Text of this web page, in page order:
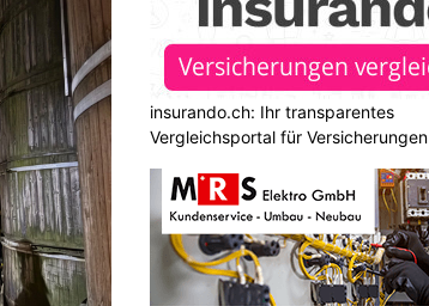
insurando.ch: Ihr transparentes
Vergleichsportal für Versicherungen